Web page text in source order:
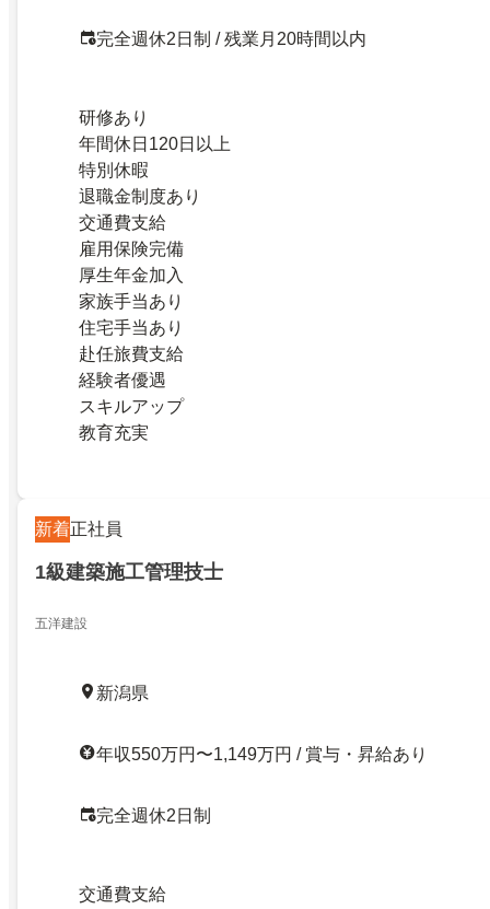
完全週休2日制 / 残業月20時間以内
研修あり
年間休日120日以上
特別休暇
退職金制度あり
交通費支給
雇用保険完備
厚生年金加入
家族手当あり
住宅手当あり
赴任旅費支給
経験者優遇
スキルアップ
教育充実
新着正社員
1級建築施工管理技士
五洋建設
新潟県
年収550万円〜1,149万円 / 賞与・昇給あり
完全週休2日制
交通費支給